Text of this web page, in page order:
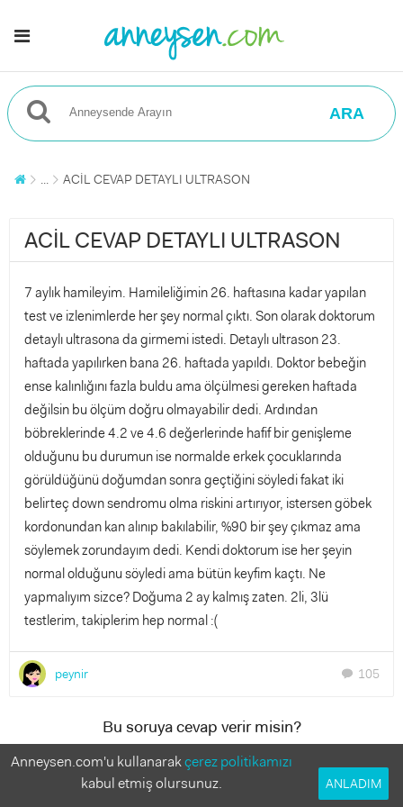
ARA
... ACİL CEVAP DETAYLI ULTRASON
ACİL CEVAP DETAYLI ULTRASON
7 aylık hamileyim. Hamileliğimin 26. haftasına kadar yapılan
test ve izlenimlerde her şey normal çıktı. Son olarak doktorum
detaylı ultrasona da girmemi istedi. Detaylı ultrason 23.
haftada yapılırken bana 26. haftada yapıldı. Doktor bebeğin
ense kalınlığını fazla buldu ama ölçülmesi gereken haftada
değilsin bu ölçüm doğru olmayabilir dedi. Ardından
böbreklerinde 4.2 ve 4.6 değerlerinde hafif bir genişleme
olduğunu bu durumun ise normalde erkek çocuklarında
görüldüğünü doğumdan sonra geçtiğini söyledi fakat iki
belirteç down sendromu olma riskini artırıyor, istersen göbek
kordonundan kan alınıp bakılabilir, %90 bir şey çıkmaz ama
söylemek zorundayım dedi. Kendi doktorum ise her şeyin
normal olduğunu söyledi ama bütün keyfim kaçtı. Ne
yapmalıyım sizce? Doğuma 2 ay kalmış zaten. 2li, 3lü
testlerim, takiplerim hep normal :(
peynir chat 105
Bu soruya cevap verir misin?
Anneler deneyimlerinden faydalanmak istiyor!
Anneysen.com'u kullanarakçerez politikamızı
kabul etmiş olursunuz.
ANLADIM